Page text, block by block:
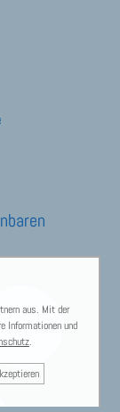
aus. Mit der
Informationen und
.